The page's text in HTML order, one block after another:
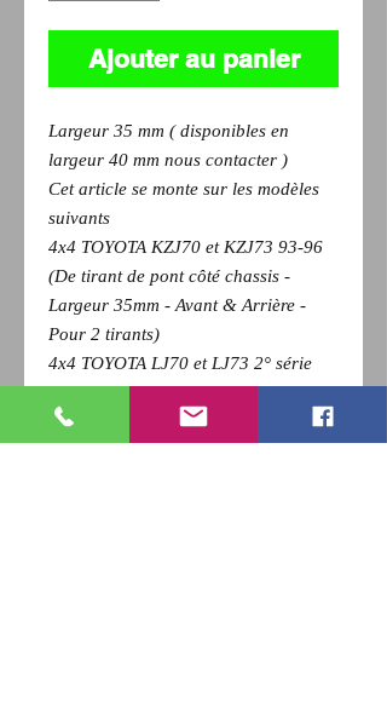
Ajouter au panier
Largeur 35 mm ( disponibles en
largeur 40 mm nous contacter )
Cet article se monte sur les modèles
suivants
4x4 TOYOTA KZJ70 et KZJ73 93-96
(De tirant de pont côté chassis -
Largeur 35mm - Avant & Arrière -
Pour 2 tirants)
4x4 TOYOTA LJ70 et LJ73 2° série
90-93 (De tirant de pont côté chassis
- Largeur 35mm - Avant & Arrière -
Pour 2 tirants)